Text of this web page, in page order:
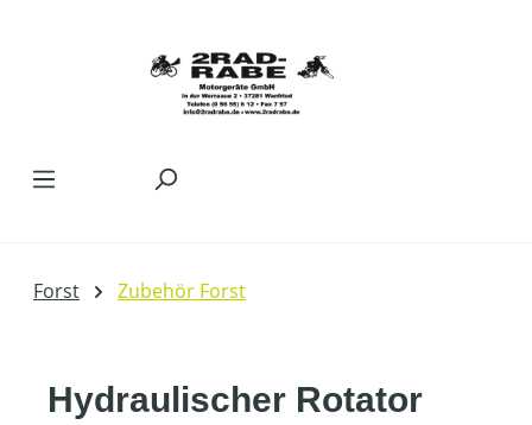
Forst Zubehör Forst
Hydraulischer Rotator